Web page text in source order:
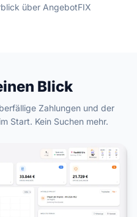
über AngebotFIX
Blick
Zahlungen und der
Start. Kein Suchen mehr.